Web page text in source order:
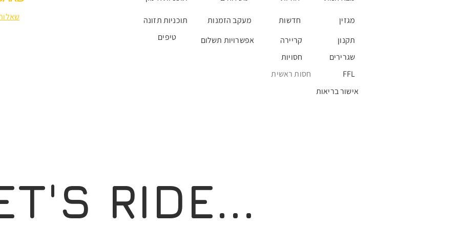
תוכניות תזונה
טיפים
מעקב הזמנות חדשות
מגזין
אפשרויות תשלום
קריירה
תקנון
חסויות
שגרירים
חסות ראשית
FFL
אישור בריאות
RIDE...